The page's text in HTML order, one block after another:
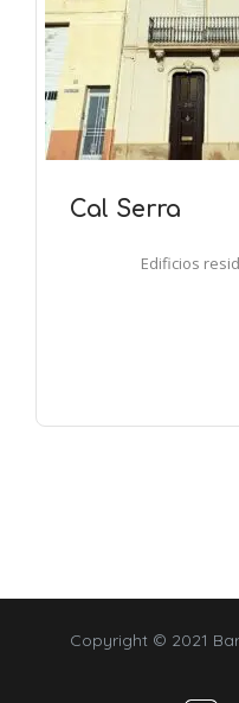
Cal Serra
Edificios
Copyright © 2021